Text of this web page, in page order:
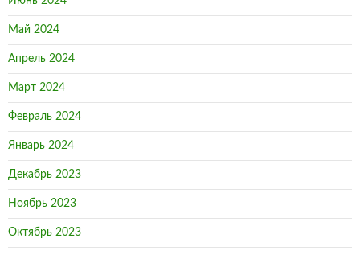
Май 2024
Апрель 2024
Март 2024
Февраль 2024
Январь 2024
Декабрь 2023
Ноябрь 2023
Октябрь 2023